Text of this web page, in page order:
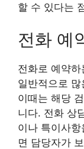
할 수 있다는
전화 예
전화로 예약
일반적으로
이때는 해당
니다. 전화 상
이나 특이사
면 담당자가